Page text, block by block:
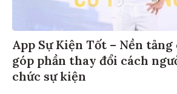
App Sự Kiện Tốt – Nền
góp phần thay đổi cách
chức sự kiện